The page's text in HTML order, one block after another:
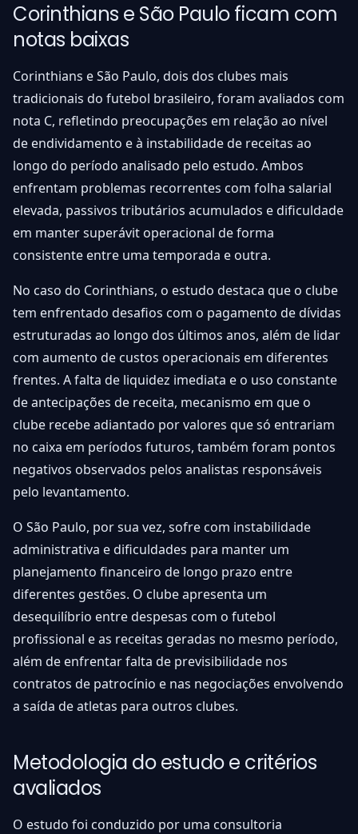
Corinthians e São Paulo ficam com
notas baixas
Corinthians e São Paulo, dois dos clubes mais
tradicionais do futebol brasileiro, foram avaliados com
nota C, refletindo preocupações em relação ao nível
de endividamento e à instabilidade de receitas ao
longo do período analisado pelo estudo. Ambos
enfrentam problemas recorrentes com folha salarial
elevada, passivos tributários acumulados e dificuldade
em manter superávit operacional de forma
consistente entre uma temporada e outra.
No caso do Corinthians, o estudo destaca que o clube
tem enfrentado desafios com o pagamento de dívidas
estruturadas ao longo dos últimos anos, além de lidar
com aumento de custos operacionais em diferentes
frentes. A falta de liquidez imediata e o uso constante
de antecipações de receita, mecanismo em que o
clube recebe adiantado por valores que só entrariam
no caixa em períodos futuros, também foram pontos
negativos observados pelos analistas responsáveis
pelo levantamento.
O São Paulo, por sua vez, sofre com instabilidade
administrativa e dificuldades para manter um
planejamento financeiro de longo prazo entre
diferentes gestões. O clube apresenta um
desequilíbrio entre despesas com o futebol
profissional e as receitas geradas no mesmo período,
além de enfrentar falta de previsibilidade nos
contratos de patrocínio e nas negociações envolvendo
a saída de atletas para outros clubes.
Metodologia do estudo e critérios
avaliados
O estudo foi conduzido por uma consultoria